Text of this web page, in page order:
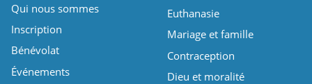
Qui nous sommes
Inscription
Bénévolat
Événements
Euthanasie
Mariage et famille
Contraception
Dieu et moralité